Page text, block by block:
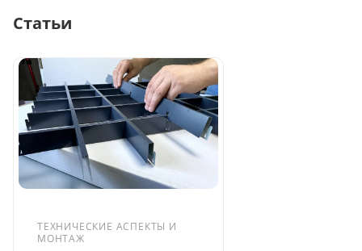
Статьи
ТЕХНИЧЕСКИЕ АСПЕКТЫ И
МОНТАЖ